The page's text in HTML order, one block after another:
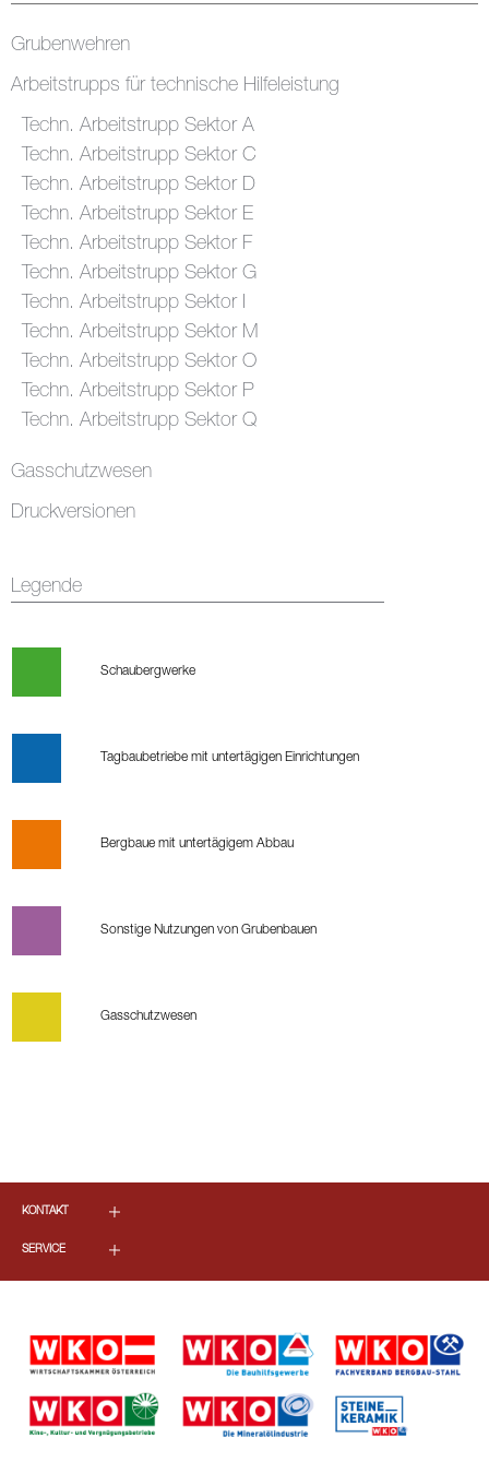
Grubenwehren
Arbeitstrupps für technische Hilfeleistung
Techn. Arbeitstrupp Sektor A
Techn. Arbeitstrupp Sektor C
Techn. Arbeitstrupp Sektor D
Techn. Arbeitstrupp Sektor E
Techn. Arbeitstrupp Sektor F
Techn. Arbeitstrupp Sektor G
Techn. Arbeitstrupp Sektor I
Techn. Arbeitstrupp Sektor M
Techn. Arbeitstrupp Sektor O
Techn. Arbeitstrupp Sektor P
Techn. Arbeitstrupp Sektor Q
Gasschutzwesen
Druckversionen
Legende
Schaubergwerke
Tagbaubetriebe mit untertägigen Einrichtungen
Bergbaue mit untertägigem Abbau
Sonstige Nutzungen von Grubenbauen
Gasschutzwesen
KONTAKT
SERVICE